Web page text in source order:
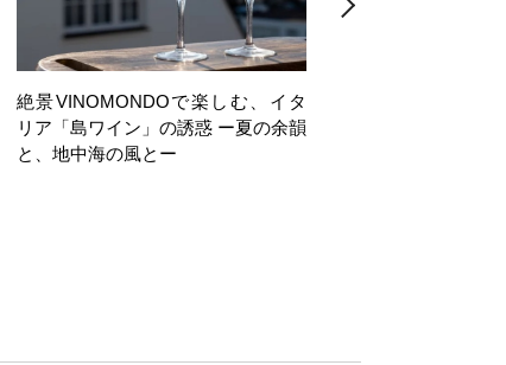
絶景VINOMONDOで楽しむ、イタ
リア「島ワイン」の誘惑 ー夏の余韻
と、地中海の風とー